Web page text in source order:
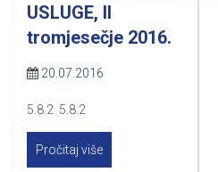
USLUGE, II
tromjesečje 2016.
20.07.2016
5.8.2 5.8.2
Pročitaj više